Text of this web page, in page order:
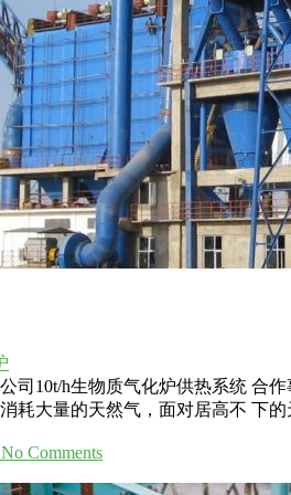
司10t/h生物质气化炉供热系统 合
耗大量的天然气，面对居高不 下
No Comments